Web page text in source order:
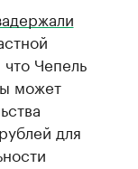
Чепель
может
для